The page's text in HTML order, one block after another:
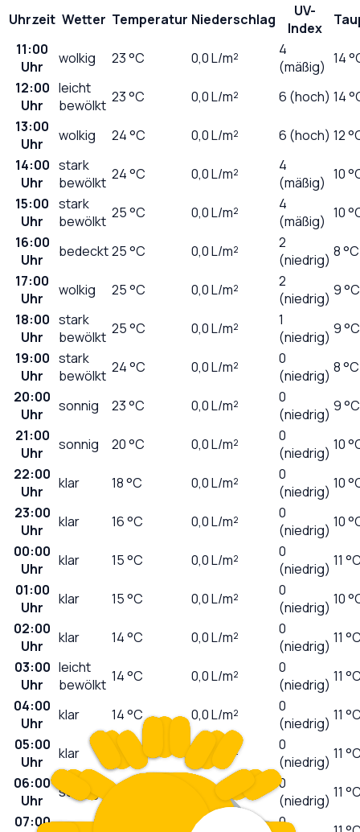
Uhrzeit Wetter Temperatur Niederschlag
UV-
Index
11:00
Uhr
wolkig 23°C 0,0L/m²
4
(mäßig) 14
12:00
Uhr
leicht
bewölkt 23°C 0,0L/m² 6 (hoch) 14
13:00
Uhr
wolkig 24°C 0,0L/m² 6 (hoch) 12
14:00
Uhr
stark
bewölkt 24°C 0,0L/m²
4
(mäßig) 10
15:00
Uhr
stark
bewölkt 25°C 0,0L/m²
4
(mäßig) 10
16:00
Uhr
bedeckt25°C 0,0L/m²
2
(niedrig) 8 °C
17:00
Uhr
wolkig 25°C 0,0L/m²
2
(niedrig) 9 °C
18:00
Uhr
stark
bewölkt 25°C 0,0L/m²
1
(niedrig) 9 °C
19:00
Uhr
stark
bewölkt 24°C 0,0L/m²
0
(niedrig) 8 °C
20:00
Uhr
sonnig 23°C 0,0L/m²
0
(niedrig) 9 °C
21:00
Uhr
sonnig 20°C 0,0L/m²
0
(niedrig) 10
22:00
Uhr
klar 18°C 0,0L/m²
0
(niedrig) 10
23:00
Uhr
klar 16°C 0,0L/m²
0
(niedrig) 10
00:00
Uhr
klar 15°C 0,0L/m²
0
(niedrig) 11
01:00
Uhr
klar 15°C 0,0L/m²
0
(niedrig) 10
02:00
Uhr
klar 14°C 0,0L/m²
0
(niedrig) 11
03:00
Uhr
leicht
bewölkt 14°C 0,0L/m²
0
(niedrig) 11
04:00
Uhr
klar 14°C 0,0L/m²
0
(niedrig) 11
05:00
Uhr
klar L/m²
0
(niedrig) 11
06:00
Uhr
sonnig
0
(niedrig) 11
07:00
0